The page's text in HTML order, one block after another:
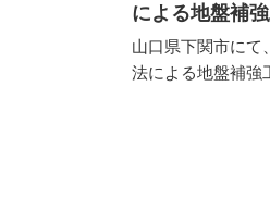
による地盤補
山口県下関市にて
法による地盤補強